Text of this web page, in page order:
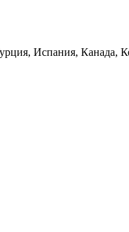
Испания, Канада,